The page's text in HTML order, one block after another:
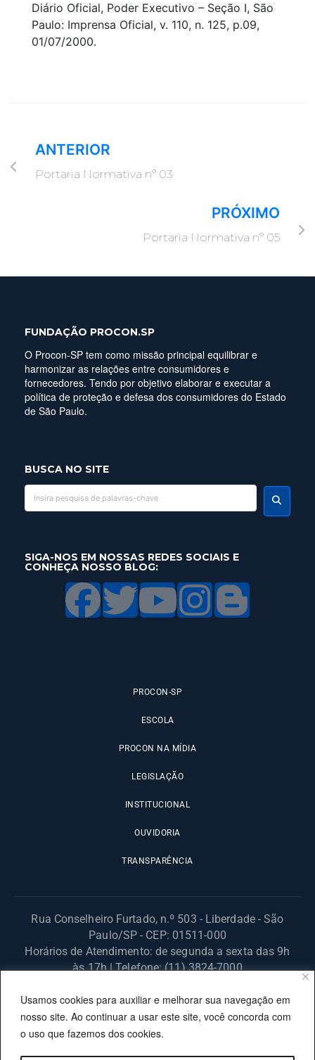
Usamos cookies para auxiliar e melhorar sua navegação em
nosso site. Ao continuar a usar este site, você concorda com
o uso que fazemos dos cookies.
Diário Oficial, Poder Executivo – Seção I, São
Paulo: Imprensa Oficial, v. 110, n. 125, p.09,
01/07/2000.
ANTERIOR
Portaria Normativa nº 03
PRÓXIMO
Portaria Normativa nº 05
FUNDAÇÃO PROCON.SP
O Procon-SP tem como missão principal equilibrar e
harmonizar as relações entre consumidores e
fornecedores. Tendo por objetivo elaborar e executar a
política de proteção e defesa dos consumidores do Estado
de São Paulo.
BUSCA NO SITE
SIGA-NOS EM NOSSAS REDES SOCIAIS E
CONHEÇA NOSSO BLOG:
PROCON-SP
ESCOLA
PROCON NA MÍDIA
LEGISLAÇÃO
INSTITUCIONAL
OUVIDORIA
TRANSPARÊNCIA
Rua Conselheiro Furtado, n.º 503 - Liberdade - São
Paulo/SP - CEP: 01511-000
Horários de Atendimento: de segunda a sexta das 9h
às 17h | Telefone: (11) 3824-7000
© 2025 Fundação Procon – SP – Todos os direitos reservados. |
Site desenvolvido pela PRODESP.